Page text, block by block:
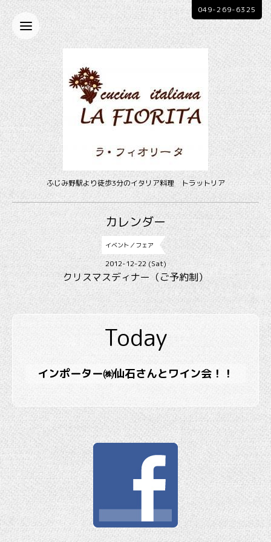
ふじみ野駅より徒歩3分のイタリア料理 トラットリア
049-269-6325
カレンダー
イベント／フェア
2012-12-22 (Sat)
クリスマスディナー（ご予約制）
Today
インポーター㈱仙石さんとワイン会！！